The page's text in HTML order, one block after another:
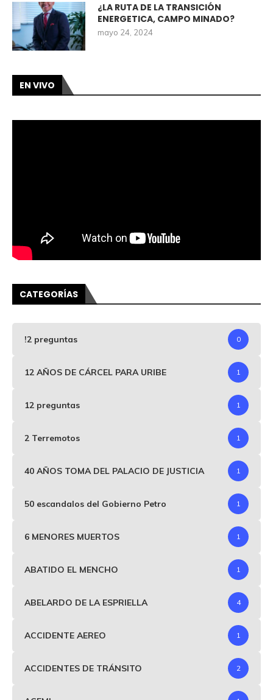
¿LA RUTA DE LA TRANSICIÓN
ENERGETICA, CAMPO MINADO?
mayo 24, 2024
EN VIVO
CATEGORÍAS
!2 preguntas 0
12 AÑOS DE CÁRCEL PARA URIBE 1
12 preguntas 1
2 Terremotos 1
40 AÑOS TOMA DEL PALACIO DE JUSTICIA 1
50 escandalos del Gobierno Petro 1
6 MENORES MUERTOS 1
ABATIDO EL MENCHO 1
ABELARDO DE LA ESPRIELLA 4
ACCIDENTE AEREO 1
ACCIDENTES DE TRÁNSITO 2